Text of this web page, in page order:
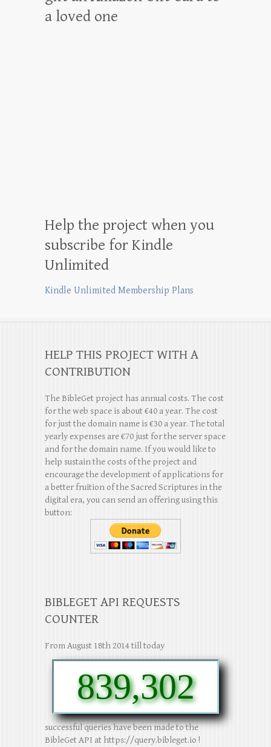
a loved one
Help the project when you
subscribe for Kindle
Unlimited
Kindle Unlimited Membership Plans
HELP THIS PROJECT WITH A
CONTRIBUTION
The BibleGet project has annual costs. The cost
for the web space is about €40 a year. The cost
for just the domain name is €30 a year. The total
yearly expenses are €70 just for the server space
and for the domain name. If you would like to
help sustain the costs of the project and
encourage the development of applications for
a better fruition of the Sacred Scriptures in the
digital era, you can send an offering using this
button:
BIBLEGET API REQUESTS
COUNTER
From August 18th 2014 till today
839,302
successful queries have been made to the
BibleGet API at https://query.bibleget.io !